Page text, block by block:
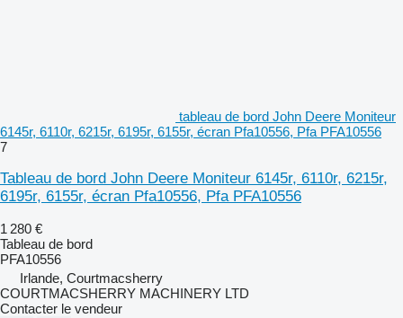
tableau de bord John Deere Moniteur
6145r, 6110r, 6215r, 6195r, 6155r, écran Pfa10556, Pfa PFA10556
7
Tableau de bord John Deere Moniteur 6145r, 6110r, 6215r,
6195r, 6155r, écran Pfa10556, Pfa PFA10556
1 280 €
Tableau de bord
PFA10556
Irlande, Courtmacsherry
COURTMACSHERRY MACHINERY LTD
Contacter le vendeur